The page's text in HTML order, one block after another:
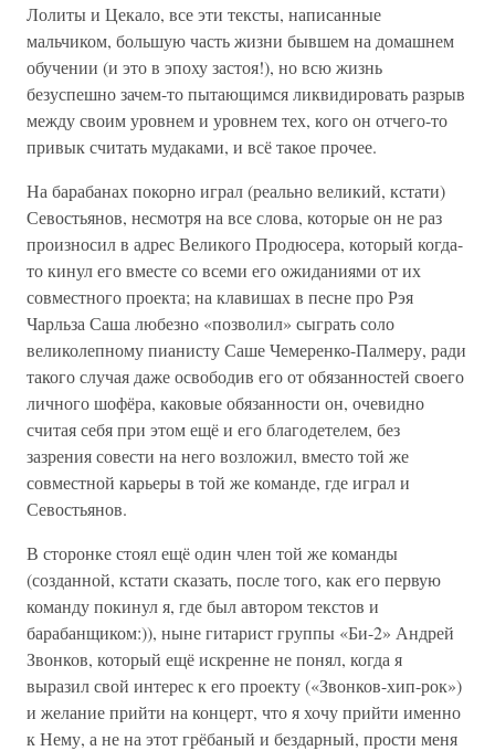
Лолиты и Цекало, все эти тексты, написанные
мальчиком, большую часть жизни бывшем на домашнем
обучении (и это в эпоху застоя!), но всю жизнь
безуспешно зачем-то пытающимся ликвидировать разрыв
между своим уровнем и уровнем тех, кого он отчего-то
привык считать мудаками, и всё такое прочее.
На барабанах покорно играл (реально великий, кстати)
Севостьянов, несмотря на все слова, которые он не раз
произносил в адрес Великого Продюсера, который когда-
то кинул его вместе со всеми его ожиданиями от их
совместного проекта; на клавишах в песне про Рэя
Чарльза Саша любезно «позволил» сыграть соло
великолепному пианисту Саше Чемеренко-Палмеру, ради
такого случая даже освободив его от обязанностей своего
личного шофёра, каковые обязанности он, очевидно
считая себя при этом ещё и его благодетелем, без
зазрения совести на него возложил, вместо той же
совместной карьеры в той же команде, где играл и
Севостьянов.
В сторонке стоял ещё один член той же команды
(созданной, кстати сказать, после того, как его первую
команду покинул я, где был автором текстов и
барабанщиком:)), ныне гитарист группы «Би-2» Андрей
Звонков, который ещё искренне не понял, когда я
выразил свой интерес к его проекту («Звонков-хип-рок»)
и желание прийти на концерт, что я хочу прийти именно
к Нему, а не на этот грёбаный и бездарный, прости меня